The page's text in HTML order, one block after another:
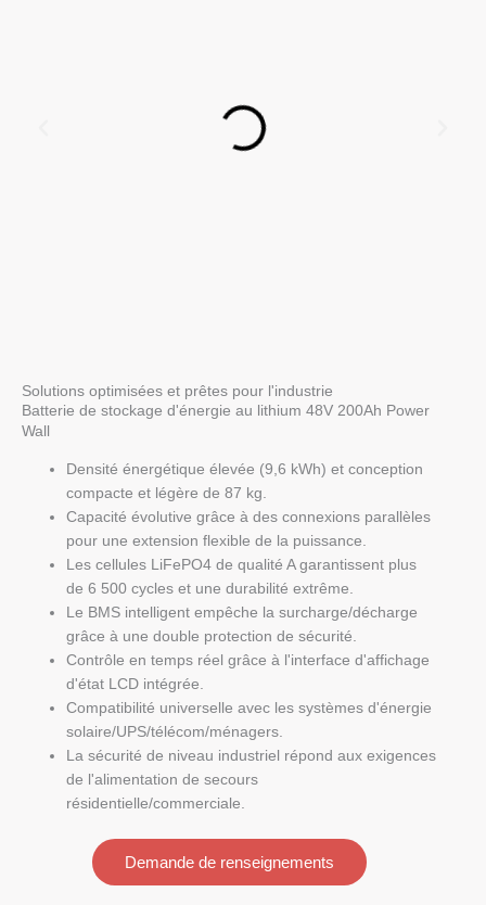
Solutions optimisées et prêtes pour l'industrie
Batterie de stockage d'énergie au lithium 48V 200Ah Power
Wall
Densité énergétique élevée (9,6 kWh) et conception
compacte et légère de 87 kg.
Capacité évolutive grâce à des connexions parallèles
pour une extension flexible de la puissance.
Les cellules LiFePO4 de qualité A garantissent plus
de 6 500 cycles et une durabilité extrême.
Le BMS intelligent empêche la surcharge/décharge
grâce à une double protection de sécurité.
Contrôle en temps réel grâce à l'interface d'affichage
d'état LCD intégrée.
Compatibilité universelle avec les systèmes d'énergie
solaire/UPS/télécom/ménagers.
La sécurité de niveau industriel répond aux exigences
de l'alimentation de secours
résidentielle/commerciale.
Demande de renseignements